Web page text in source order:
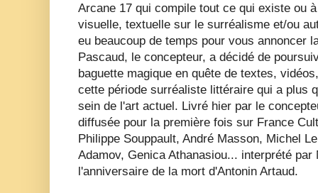
Arcane 17 qui compile tout ce qui existe ou
visuelle, textuelle sur le surréalisme et/ou
eu beaucoup de temps pour vous annoncer
Pascaud, le concepteur, a décidé de
baguette magique en quête de textes,
cette période surréaliste littéraire qui a plus
sein de l'art actuel. Livré hier par le
diffusée pour la première fois sur France
Philippe Souppault, André Masson, Michel
Adamov, Genica Athanasiou... interprété
l'anniversaire de la mort d'Antonin Artaud.